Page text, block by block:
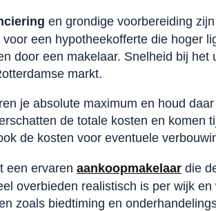
en grondige voorbereiding
een hypotheekofferte die hoger
door een makelaar. Snelheid bij
markt.
je absolute maximum en houd
de totale kosten en komen
de kosten voor eventuele
een ervaren aankoopmakelaar die
overbieden realistisch is per wijk
zoals biedtiming en